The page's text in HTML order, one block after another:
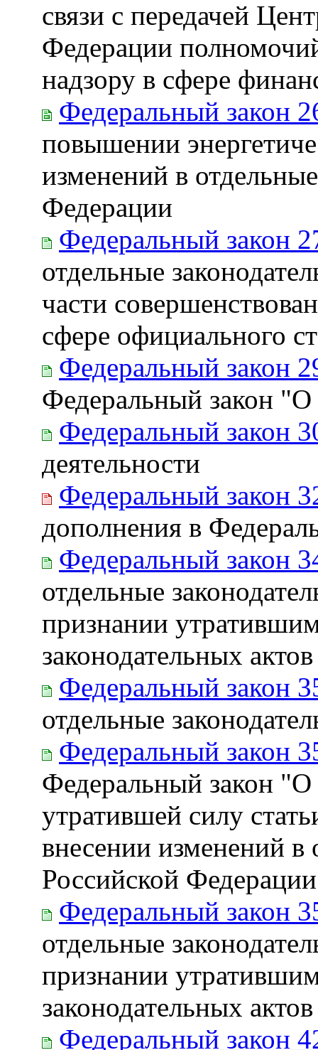
связи с передачей
Федерации
надзору в сфере
Федеральный закон
повышении
изменений в
Федерации
Федеральный закон
отдельные
части
сфере официального
Федеральный закон
Федеральный закон "О
Федеральный закон
деятельности
Федеральный закон
дополнения в
Федеральный закон
отдельные
признании
законодательных
Федеральный закон
отдельные
Федеральный закон
Федеральный закон "О
утратившей силу
внесении изменений в
Российской
Федеральный закон
отдельные
признании
законодательных
Федеральный закон